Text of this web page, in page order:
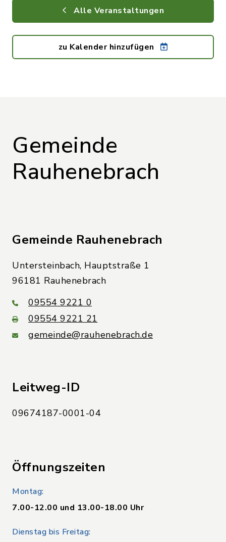
Alle Veranstaltungen
zu Kalender hinzufügen
Gemeinde
Rauhenebrach
Gemeinde Rauhenebrach
Untersteinbach, Hauptstraße 1
96181 Rauhenebrach
09554 9221 0
09554 9221 21
gemeinde@rauhenebrach.de
Leitweg-ID
09674187-0001-04
Öffnungszeiten
Montag:
7.00-12.00 und 13.00-18.00 Uhr
Dienstag bis Freitag: